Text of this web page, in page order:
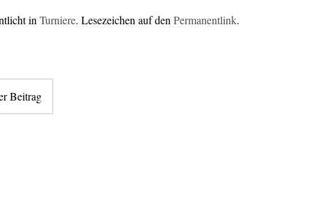
inTurniere. Lesezeichen auf denPermanentlink.
Beitrag